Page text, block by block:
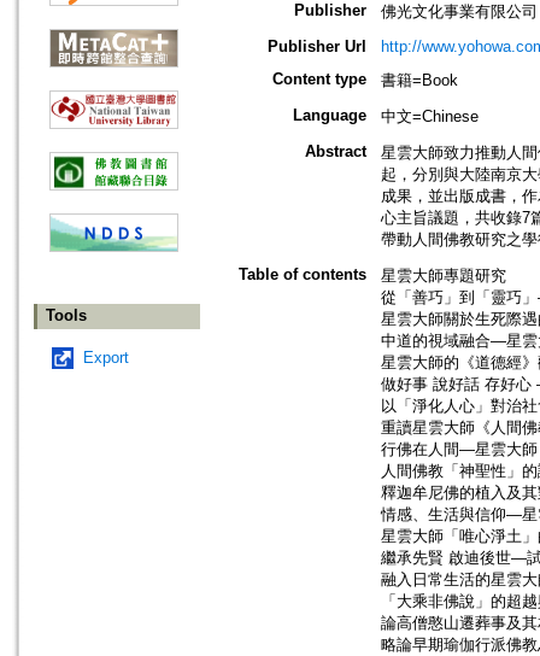
Tools
Export
Publisher
佛光文化事業有限公司
Publisher Url
http://
Content type
書籍=Book
Language
中文=Chinese
Abstract
星雲大師致力推動人
起，分別與大陸南京
成果，並出版成書，
心主旨議題，共收錄7
帶動人間佛教研究之
Table of contents
星雲大師專題研究
從「善巧」到「靈巧
星雲大師關於生死際
中道的視域融合—星雲
星雲大師的《道德經
做好事 說好話 存好心
以「淨化人心」對治
重讀星雲大師《人間
行佛在人間—星雲大師
人間佛教「神聖性」
釋迦牟尼佛的植入及
情感、生活與信仰—星
星雲大師「唯心淨土
繼承先賢 啟迪後世—
融入日常生活的星雲
「大乘非佛說」的超
論高僧憨山遷葬事及
略論早期瑜伽行派佛